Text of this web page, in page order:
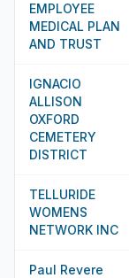
EMPLOYEE
MEDICAL PLAN
AND TRUST
IGNACIO
ALLISON
OXFORD
CEMETERY
DISTRICT
TELLURIDE
WOMENS
NETWORK INC
Paul Revere